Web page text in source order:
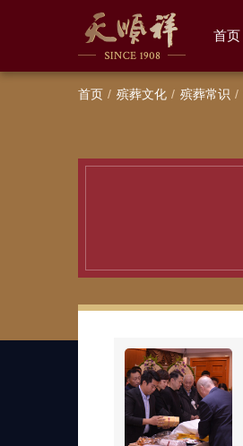
首页
首页 殡葬文化 殡葬常识